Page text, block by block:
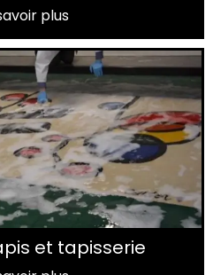
plus
et tapisserie